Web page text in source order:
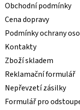
Obchodní podmínky
Cena dopravy
Podmínky ochrany
Kontakty
Zboží skladem
Reklamační formulář
Nepřevzetí zásilky
Formulář pro